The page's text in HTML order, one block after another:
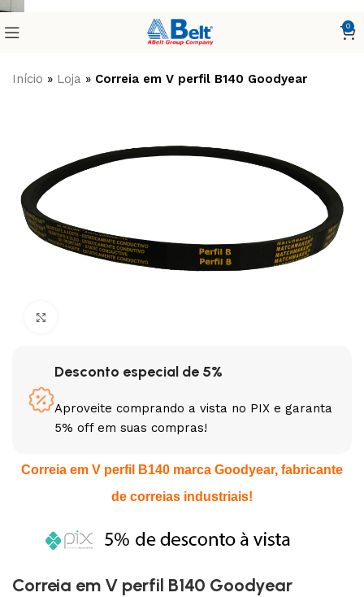
0
Início » Loja » Correia em V perfil B140 Goodyear
Desconto especial de 5%
Aproveite comprando a vista no PIX e garanta
5% off em suas compras!
Correia em V perfil B140 marca Goodyear, fabricante
de correias industriais!
Correia em V perfil B140 Goodyear